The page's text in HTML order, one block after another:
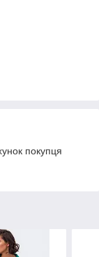
покупця